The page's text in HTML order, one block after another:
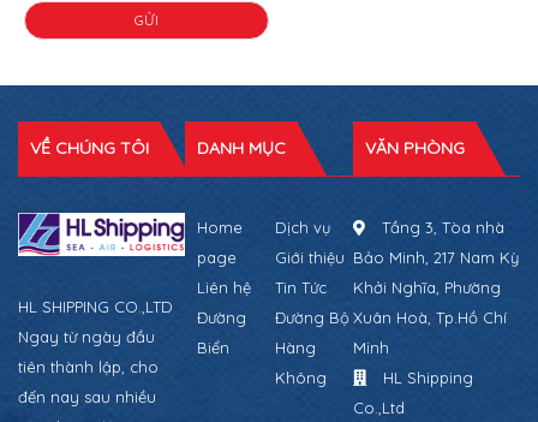
VỀ CHÚNG TÔI
HL SHIPPING CO.,LTD
Ngay từ ngày đầu
tiên thành lập, cho
đến nay sau nhiều
DANH MỤC
Home
page
Dịch vụ
Giới thiệu
Liên hệ
Tin Tức
Đường
Biển
Đường Bộ
Hàng
Không
VĂN PHÒNG
Tầng 3, Tòa nhà
Bảo Minh, 217 Nam Kỳ
Khởi Nghĩa, Phường
Xuân Hoà, Tp.Hồ Chí
Minh
HL Shipping
Co.,Ltd